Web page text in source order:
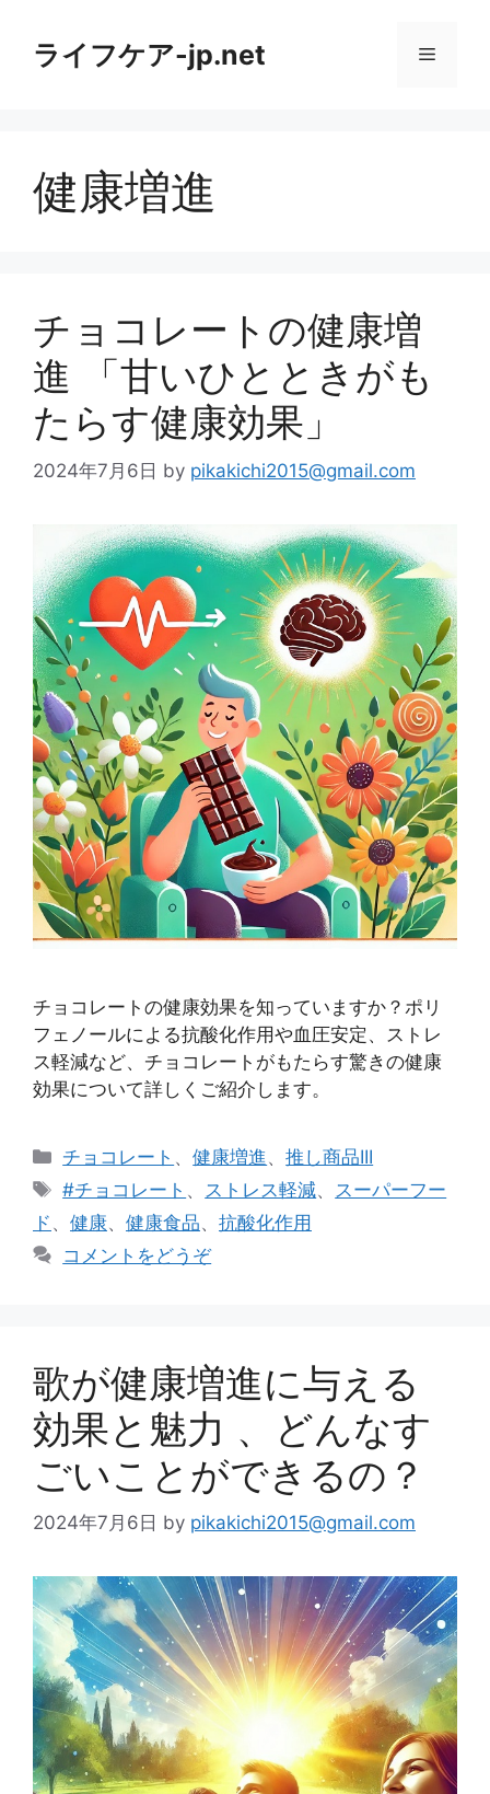
ライフケア-jp.net メ
健康増進
チョコレートの健康増
進 「甘いひとときがも
たらす健康効果」
2024年7月6日 by pikakichi2015@gmail.com
チョコレートの健康効果を知っていますか？ポリ
フェノールによる抗酸化作用や血圧安定、ストレ
ス軽減など、チョコレートがもたらす驚きの健康
効果について詳しくご紹介します。
カ
テ
リ
ー
チョコレート 、健康増進、推し商品III
タ
グ
#チョコレート 、 ストレス軽減、
スーパーフー
ド 、 健康、 健康食品、 抗酸化作用
コメントをどうぞ
歌が健康増進に与える
効果と魅力 、どんなす
ごいことができるの？
2024年7月6日 by pikakichi2015@gmail.com